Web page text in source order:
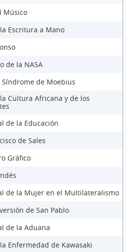
Músico
Escritura a Mano
de la NASA
de Moebius
Cultura Africana y de los
de la Educación
de Sales
Gráfico
de la Mujer en el Multilateralismo
de San Pablo
de la Aduana
Enfermedad de Kawasaki